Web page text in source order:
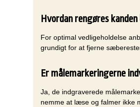
Hvordan rengøres
For optimal vedligeholdelse
grundigt for at fjerne
Er målemarkeringerne
Ja, de indgraverede
nemme at læse og falmer ikke